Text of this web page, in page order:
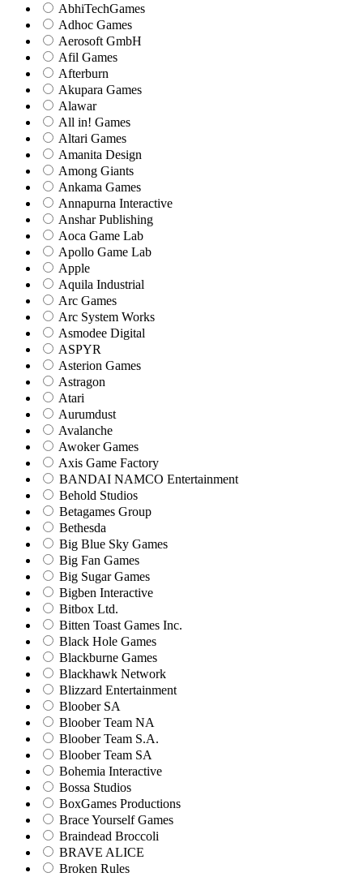
AbhiTechGames
Adhoc Games
Aerosoft GmbH
Afil Games
Afterburn
Akupara Games
Alawar
All in! Games
Altari Games
Amanita Design
Among Giants
Ankama Games
Annapurna Interactive
Anshar Publishing
Aoca Game Lab
Apollo Game Lab
Apple
Aquila Industrial
Arc Games
Arc System Works
Asmodee Digital
ASPYR
Asterion Games
Astragon
Atari
Aurumdust
Avalanche
Awoker Games
Axis Game Factory
BANDAI NAMCO Entertainment
Behold Studios
Betagames Group
Bethesda
Big Blue Sky Games
Big Fan Games
Big Sugar Games
Bigben Interactive
Bitbox Ltd.
Bitten Toast Games Inc.
Black Hole Games
Blackburne Games
Blackhawk Network
Blizzard Entertainment
Bloober SA
Bloober Team NA
Bloober Team S.A.
Bloober Team SA
Bohemia Interactive
Bossa Studios
BoxGames Productions
Brace Yourself Games
Braindead Broccoli
BRAVE ALICE
Broken Rules